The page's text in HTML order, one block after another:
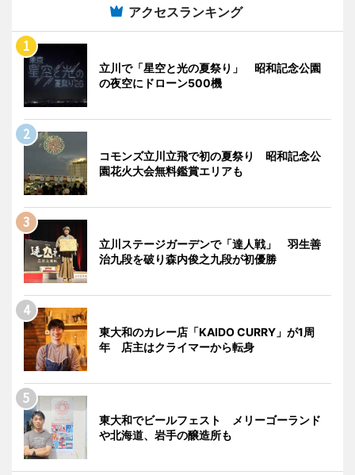
アクセスランキング
立川で「星空と光の夏祭り」 昭和記念公園
の夜空にドローン500機
コモンズ立川立飛で初の夏祭り 昭和記念公
園花火大会無料鑑賞エリアも
立川ステージガーデンで「達人戦」 羽生善
治九段を破り森内俊之九段が初優勝
東大和のカレー店「KAIDO CURRY」が1周
年 店主はクライマーから転身
東大和でビールフェスト メリーゴーランド
や北海道、岩手の醸造所も